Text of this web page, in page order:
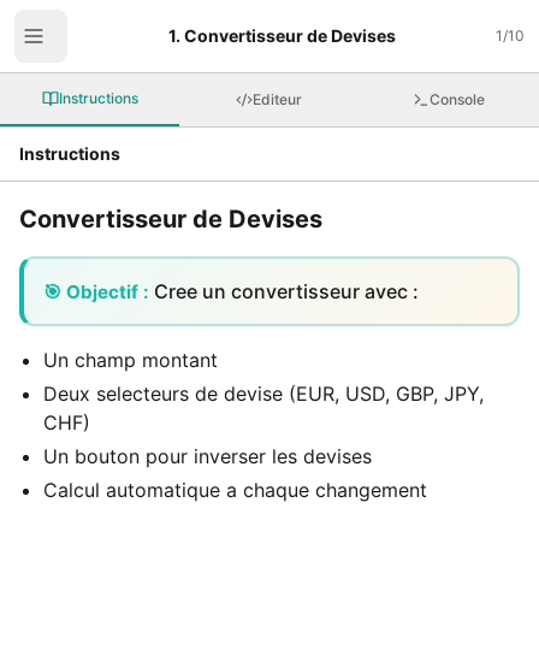
1. Convertisseur de Devises 1/10
Instructions Editeur Console
Instructions
Convertisseur de Devises
🎯 Objectif : Cree un convertisseur avec :
Un champ montant
Deux selecteurs de devise (EUR, USD, GBP, JPY,
CHF)
Un bouton pour inverser les devises
Calcul automatique a chaque changement